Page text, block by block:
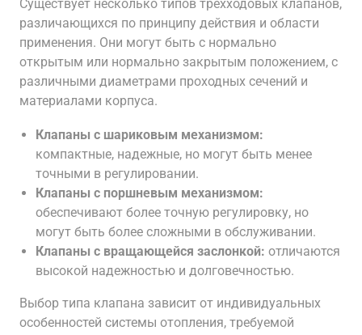
Существует несколько типов трехходовых клапанов,
различающихся по принципу действия и области
применения. Они могут быть с нормально
открытым или нормально закрытым положением, с
различными диаметрами проходных сечений и
материалами корпуса.
Клапаны с шариковым механизмом:
компактные, надежные, но могут быть менее
точными в регулировании.
Клапаны с поршневым механизмом:
обеспечивают более точную регулировку, но
могут быть более сложными в обслуживании.
Клапаны с вращающейся заслонкой: отличаются
высокой надежностью и долговечностью.
Выбор типа клапана зависит от индивидуальных
особенностей системы отопления, требуемой